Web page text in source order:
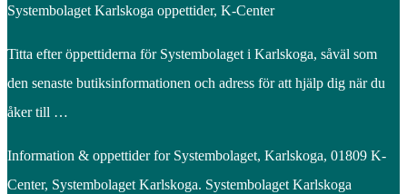
Systembolaget Karlskoga oppettider, K-Center
Titta efter öppettiderna för Systembolaget i Karlskoga, såväl som
den senaste butiksinformationen och adress för att hjälp dig när du
åker till …
Information & oppettider for Systembolaget, Karlskoga, 01809 K-
Center, Systembolaget Karlskoga. Systembolaget Karlskoga